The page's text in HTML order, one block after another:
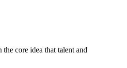
core idea that talent and